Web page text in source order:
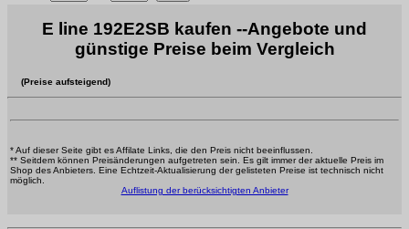
E line 192E2SB kaufen --Angebote und
günstige Preise beim Vergleich
(Preise aufsteigend)
* Auf dieser Seite gibt es Affilate Links, die den Preis nicht beeinflussen.
** Seitdem können Preisänderungen aufgetreten sein. Es gilt immer der aktuelle Preis im
Shop des Anbieters. Eine Echtzeit-Aktualisierung der gelisteten Preise ist technisch nicht
möglich.
Auflistung der berücksichtigten Anbieter